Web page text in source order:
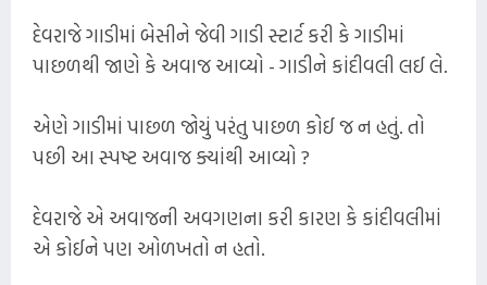
દેવરાજે ગાડીમાં બેસીને જેવી ગાડી સ્ટાર્ટ કરી કે ગાડીમાં
પાછળથી જાણે કે અવાજ આવ્યો - ગાડીને કાંદીવલી લઈ લે.
એણે ગાડીમાં પાછળ જોયું પરંતુ પાછળ કોઈ જ ન હતું. તો
પછી આ સ્પષ્ટ અવાજ ક્યાંથી આવ્યો ?
દેવરાજે એ અવાજની અવગણના કરી કારણ કે કાંદીવલીમાં
એ કોઈને પણ ઓળખતો ન હતો.